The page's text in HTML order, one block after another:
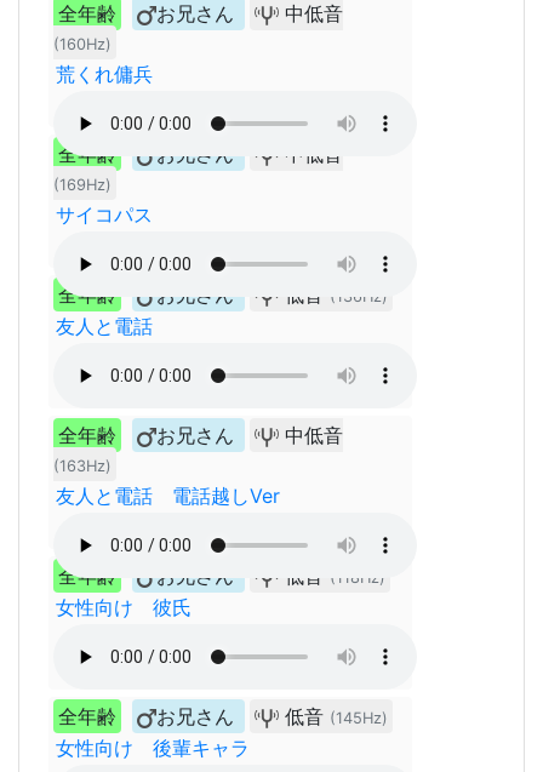
全年齢 お兄さん 中低音
(160Hz)
荒くれ傭兵
全年齢 お兄さん 中低音
(169Hz)
サイコパス
全年齢 お兄さん 低音 (136Hz)
友人と電話
全年齢 お兄さん 中低音
(163Hz)
友人と電話 電話越しVer
全年齢 お兄さん 低音 (118Hz)
女性向け 彼氏
全年齢 お兄さん 低音 (145Hz)
女性向け 後輩キャラ